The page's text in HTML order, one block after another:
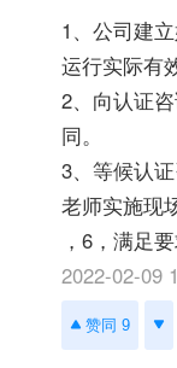
1、公司建
运行实际有
2、向认证
同。
3、等候认
老师实施现
，6，满足
2022-02-09
赞同 9